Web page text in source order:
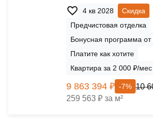
4 кв 2028
Скидка
Предчистовая отделка
Бонусная программа
Платите как хотите
Квартира за 2 000 ₽/мес
9 863 394 ₽ -7% 10
259 563 ₽ за м²